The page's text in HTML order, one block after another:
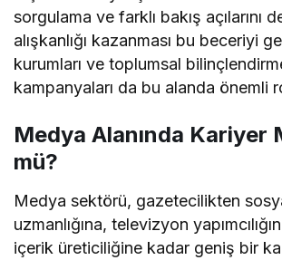
sorgulama ve farklı bakış açılarını
alışkanlığı kazanması bu beceriyi
kurumları ve toplumsal
kampanyaları da bu alanda önemli
Medya Alanında Kariyer
mü?
Medya sektörü, gazetecilikten
uzmanlığına, televizyon
içerik üreticiliğine kadar geniş bir